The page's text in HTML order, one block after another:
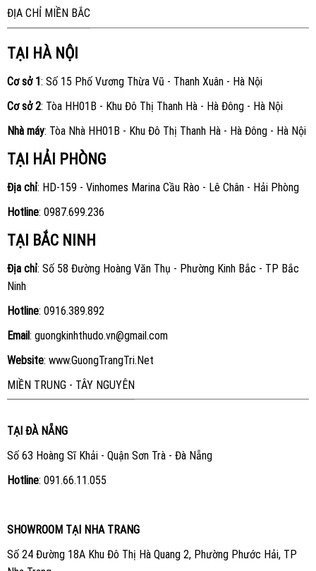
ĐỊA CHỈ MIỀN BẮC
TẠI HÀ NỘI
Cơ sở 1: Số 15 Phố Vương Thừa Vũ - Thanh Xuân - Hà Nội
Cơ sở 2: Tòa HH01B - Khu Đô Thị Thanh Hà - Hà Đông - Hà Nội
Nhà máy: Tòa Nhà HH01B - Khu Đô Thị Thanh Hà - Hà Đông - Hà Nội
TẠI HẢI PHÒNG
Địa chỉ: HD-159 - Vinhomes Marina Cầu Rào - Lê Chân - Hải Phòng
Hotline: 0987.699.236
TẠI BẮC NINH
Địa chỉ: Số 58 Đường Hoàng Văn Thụ - Phường Kinh Bắc - TP Bắc
Ninh
Hotline: 0916.389.892
Email: guongkinhthudo.vn@gmail.com
Website: www.GuongTrangTri.Net
MIỀN TRUNG - TÂY NGUYÊN
TẠI ĐÀ NẴNG
Số 63 Hoàng Sĩ Khải - Quận Sơn Trà - Đà Nẵng
Hotline: 091.66.11.055
SHOWROOM TẠI NHA TRANG
Số 24 Đường 18A Khu Đô Thị Hà Quang 2, Phường Phước Hải, TP